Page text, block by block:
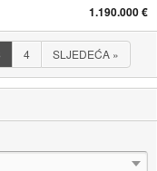
1.190.000 €
4 SLJEDEĆA »